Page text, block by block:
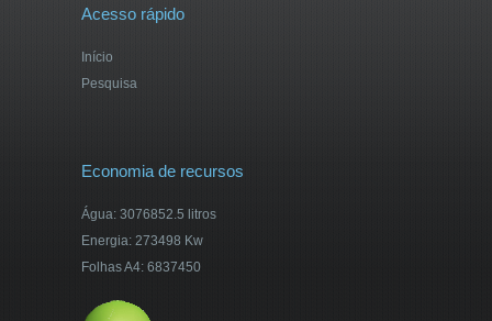
Acesso rápido
Início
Pesquisa
Economia de recursos
Água: 3076852.5 litros
Energia: 273498 Kw
Folhas A4: 6837450